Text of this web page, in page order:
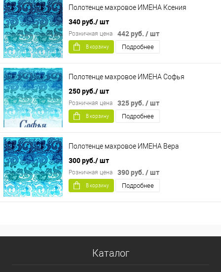
Полотенце махровое ИМЕНА Ксения
340 руб./ шт
442 руб. / шт
Розничная цена
В корзину Подробнее
Полотенце махровое ИМЕНА Софья
250 руб./ шт
325 руб. / шт
Розничная цена
В корзину Подробнее
Полотенце махровое ИМЕНА Вера
300 руб./ шт
390 руб. / шт
Розничная цена
В корзину Подробнее
Каталог